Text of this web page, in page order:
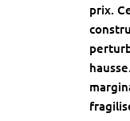
prix.